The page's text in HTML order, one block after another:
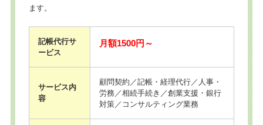
ます。
記帳代行サ
ービス
月額1500円～
サービス内
容
顧問契約／記帳・経理代行／人事・
労務／相続手続き／創業支援・銀行
対策／コンサルティング業務